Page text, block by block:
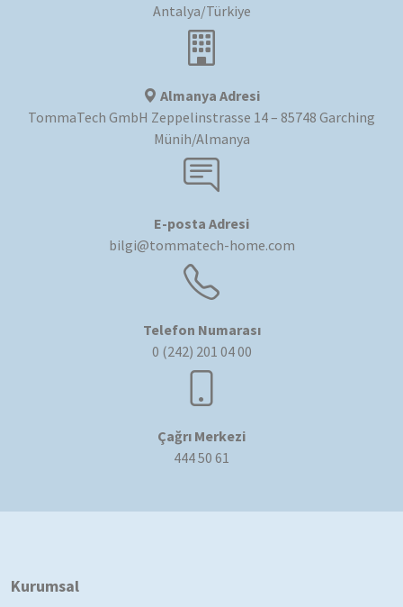
Antalya/Türkiye
Almanya Adresi
TommaTech GmbH Zeppelinstrasse 14 – 85748 Garching
Münih/Almanya
E-posta Adresi
bilgi@tommatech-home.com
Telefon Numarası
0 (242) 201 04 00
Çağrı Merkezi
444 50 61
Kurumsal